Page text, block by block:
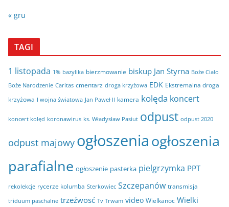
« gru
TAGI
1 listopada 1% bazylika bierzmowanie biskup Jan Styrna Boże Ciało
Boże Narodzenie Caritas cmentarz droga krzyżowa EDK Ekstremalna droga
krzyżowa I wojna światowa Jan Paweł II kamera kolęda koncert
koncert kolęd koronawirus ks. Władysław Pasiut odpust odpust 2020
odpust majowy ogłoszeniaogłoszenia
parafialne ogłoszenie pasterka pielgrzymka PPT
rekolekcje rycerze kolumba Sterkowiec Szczepanów transmisja
triduum paschalne trzeźwosć Tv Trwam video Wielkanoc Wielki